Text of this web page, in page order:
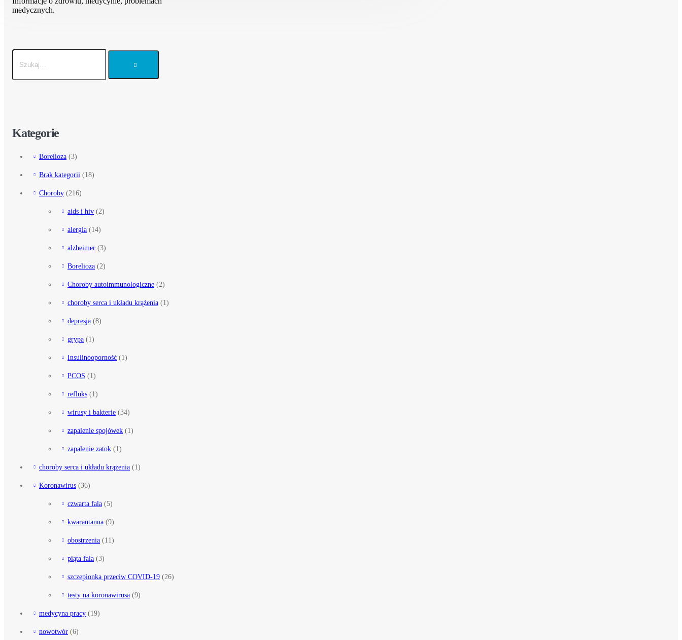
medycznych.
Kategorie
Borelioza (3)
Brak kategorii (18)
Choroby (216)
aids i hiv (2)
alergia (14)
alzheimer (3)
Borelioza (2)
Choroby autoimmunologiczne (2)
choroby serca i układu krążenia (1)
depresja (8)
grypa (1)
Insulinooporność (1)
PCOS (1)
refluks (1)
wirusy i bakterie (34)
zapalenie spojówek (1)
zapalenie zatok (1)
choroby serca i układu krążenia (1)
Koronawirus (36)
czwarta fala (5)
kwarantanna (9)
obostrzenia (11)
piąta fala (3)
szczepionka przeciw COVID-19 (26)
testy na koronawirusa (9)
medycyna pracy (19)
nowotwór (6)